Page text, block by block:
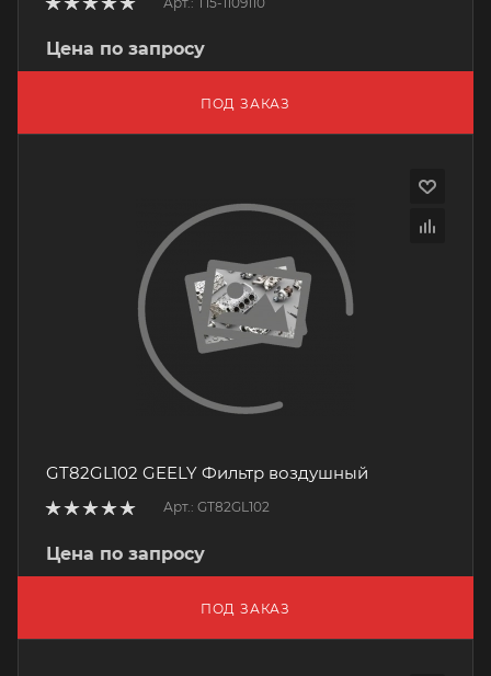
Цена по запросу
ПОД ЗАКАЗ
GT82GL102 GEELY Фильтр воздушный
Арт.: GT82GL102
Цена по запросу
ПОД ЗАКАЗ